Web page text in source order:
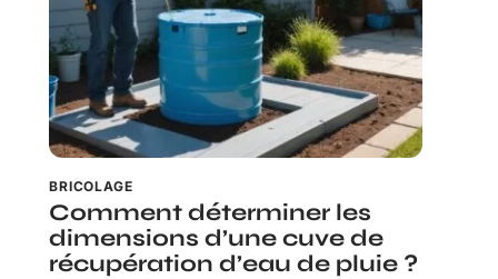
BRICOLAGE
Comment déterminer les
dimensions d’une cuve de
récupération d’eau de pluie ?